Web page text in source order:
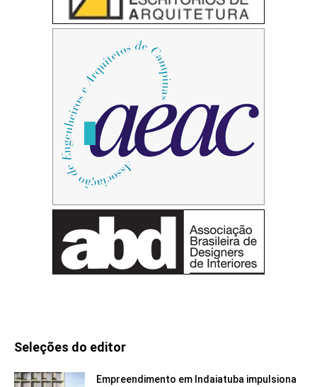
Seleções do editor
Empreendimento em Indaiatuba impulsiona